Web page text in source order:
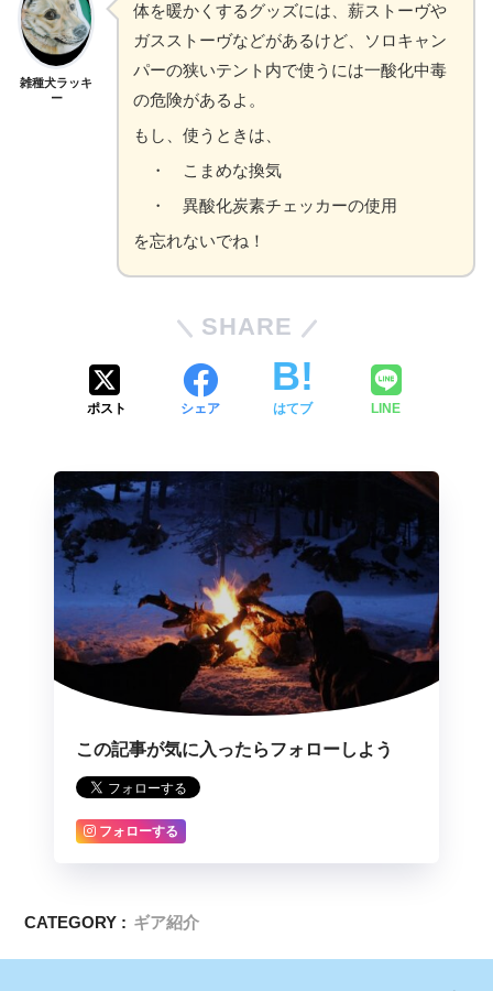
雑種犬ラッキ
ー
体を暖かくするグッズには、薪ストーヴや
ガスストーヴなどがあるけど、ソロキャン
パーの狭いテント内で使うには一酸化中毒
の危険があるよ。
もし、使うときは、
・ こまめな換気
・ 異酸化炭素チェッカーの使用
を忘れないでね！
SHARE
ポスト シェア はてブ LINE
この記事が気に入ったらフォローしよう
フォローする
CATEGORY : ギア紹介